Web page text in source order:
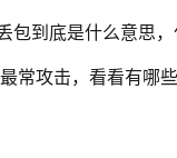
包到底是什么意思
常攻击，看看有哪些